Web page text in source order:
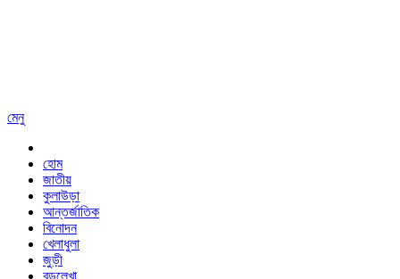
মেনু
হোম
জাতীয়
কুলাউড়া
আন্তর্জাতিক
বিনোদন
খেলাধুলা
জুড়ী
বড়লেখা